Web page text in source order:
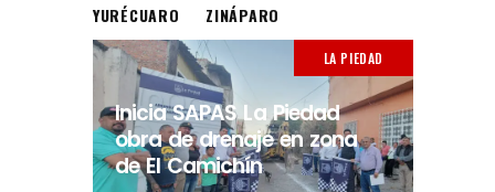
YURÉCUARO
ZINÁPARO
LA PIEDAD
Inicia SAPAS La Piedad
obra de drenaje en zona
de El Camichín